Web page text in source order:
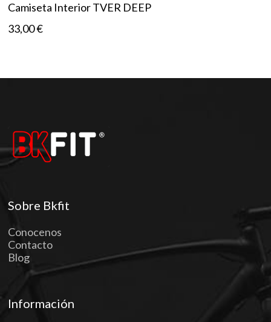
Camiseta Interior TVER DEEP
33,00€
Sobre Bkfit
Conocenos
Contacto
Blog
Información